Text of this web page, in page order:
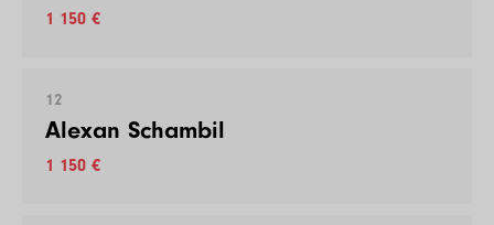
1 150 €
12
Alexan Schambil
1 150 €